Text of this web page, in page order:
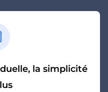
la simplicité